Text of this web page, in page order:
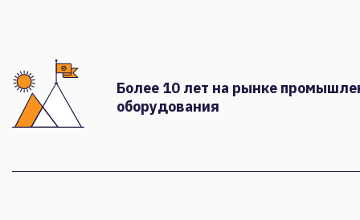
Более 10 лет на рынке
оборудования